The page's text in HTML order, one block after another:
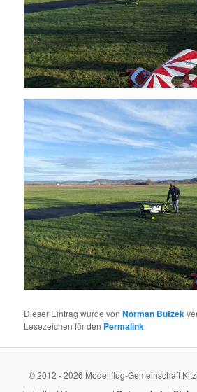
Dieser Eintrag wurde vonNorman Butzek
Lesezeichen für den Permalink.
© 2012 - 2026 Modellflug-Gemeinschaft